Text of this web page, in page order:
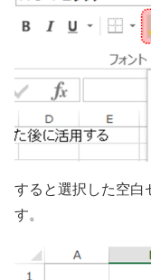
すると選択した空白
す。